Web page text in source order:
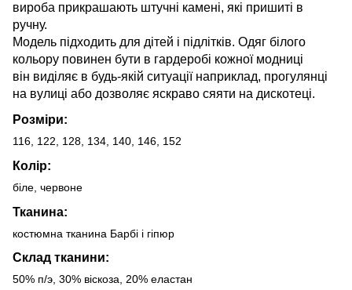
вироба прикрашають штучні камені, які пришиті в
ручну.
Модель підходить для дітей і підлітків. Одяг білого
кольору повинен бути в гардеробі кожної модниці
він виділяє в будь-якій ситуації наприклад, прогулянці
на вулиці або дозволяє яскраво сяяти на дискотеці.
Розміри:
116, 122, 128, 134, 140, 146, 152
Колір:
біле, червоне
Тканина:
костюмна тканина Барбі і гіпюр
Склад тканини:
50% п/э, 30% віскоза, 20% еластан